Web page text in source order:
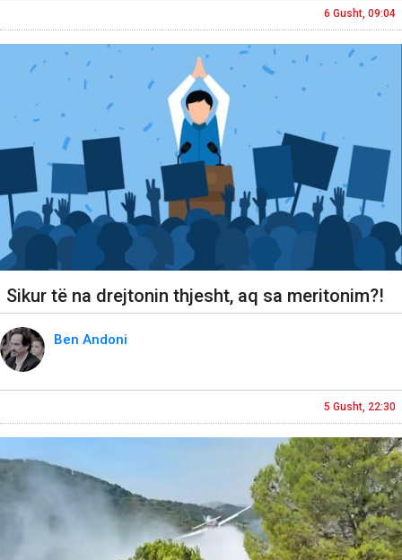
6 Gusht, 09:04
Sikur të na drejtonin thjesht, aq sa meritonim?!
Ben Andoni
5 Gusht, 22:30